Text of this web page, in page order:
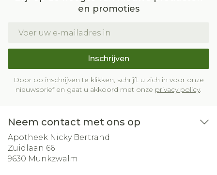
en promoties
Inschrijven
Door op inschrijven te klikken, schrijft u zich in voor onze
nieuwsbrief en gaat u akkoord met onze privacy policy.
Neem contact met ons op
Apotheek Nicky Bertrand
Zuidlaan 66
9630 Munkzwalm